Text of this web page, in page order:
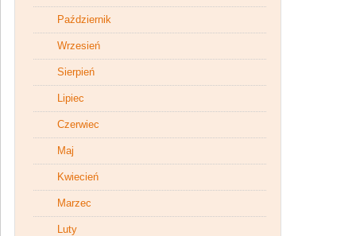
Październik
Wrzesień
Sierpień
Lipiec
Czerwiec
Maj
Kwiecień
Marzec
Luty